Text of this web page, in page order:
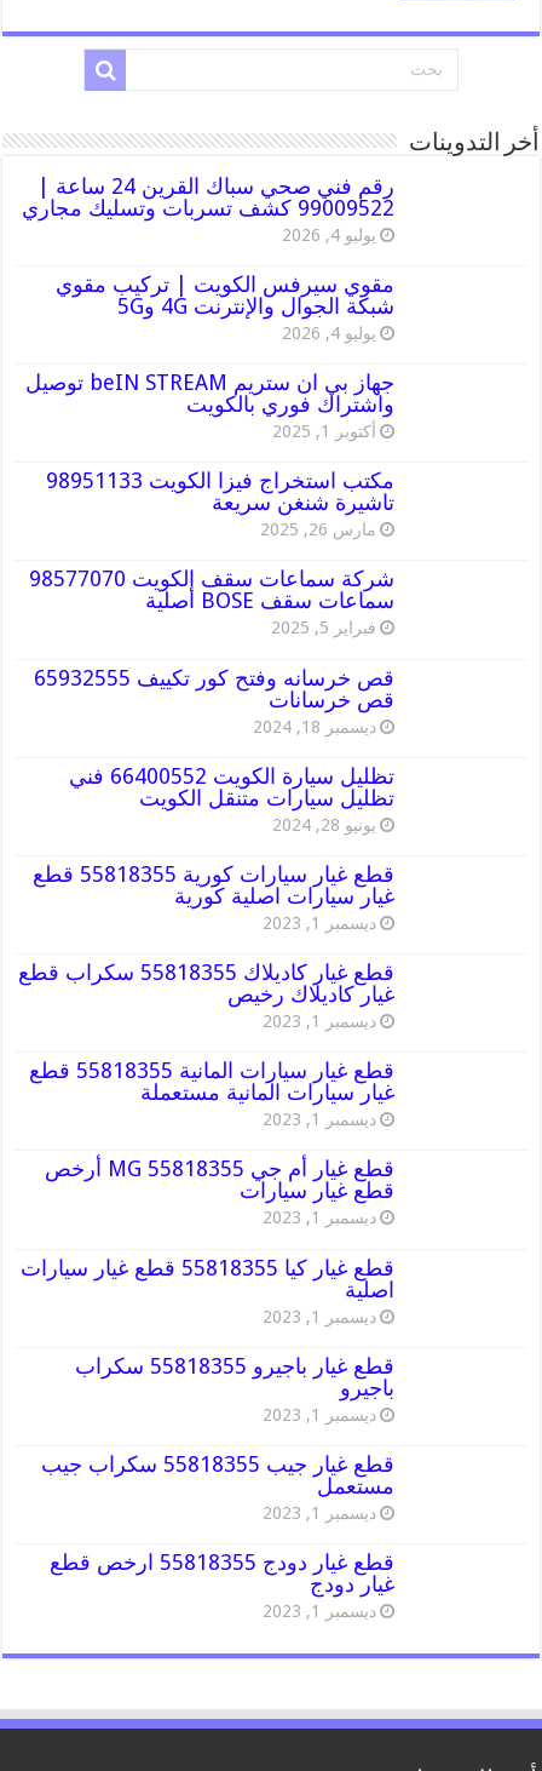
أخر التدوينات
رقم فني صحي سباك القرين 24 ساعة |
99009522 كشف تسربات وتسليك مجاري
يوليو 4, 2026
مقوي سيرفس الكويت | تركيب مقوي
شبكة الجوال والإنترنت 4G و5G
يوليو 4, 2026
جهاز بي ان ستريم beIN STREAM توصيل
واشتراك فوري بالكويت
أكتوبر 1, 2025
مكتب استخراج فيزا الكويت 98951133
تاشيرة شنغن سريعة
مارس 26, 2025
شركة سماعات سقف الكويت 98577070
سماعات سقف BOSE أصلية
فبراير 5, 2025
قص خرسانه وفتح كور تكييف 65932555
قص خرسانات
ديسمبر 18, 2024
تظليل سيارة الكويت 66400552 فني
تظليل سيارات متنقل الكويت
يونيو 28, 2024
قطع غيار سيارات كورية 55818355 قطع
غيار سيارات اصلية كورية
ديسمبر 1, 2023
قطع غيار كاديلاك 55818355 سكراب قطع
غيار كاديلاك رخيص
ديسمبر 1, 2023
قطع غيار سيارات المانية 55818355 قطع
غيار سيارات المانية مستعملة
ديسمبر 1, 2023
قطع غيار أم جي MG 55818355 أرخص
قطع غيار سيارات
ديسمبر 1, 2023
قطع غيار كيا 55818355 قطع غيار سيارات
اصلية
ديسمبر 1, 2023
قطع غيار باجيرو 55818355 سكراب
باجيرو
ديسمبر 1, 2023
قطع غيار جيب 55818355 سكراب جيب
مستعمل
ديسمبر 1, 2023
قطع غيار دودج 55818355 ارخص قطع
غيار دودج
ديسمبر 1, 2023